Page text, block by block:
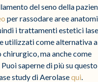
del seno della
per rassodare aree
i trattamenti estetici
utilizzati come alternativa
ma anche come
saperne di più su questo
study di Aerolasequi.